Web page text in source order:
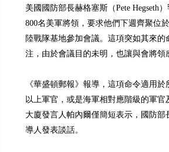
美國國防部長赫格塞斯（Pete Hegseth
800名美軍將領，要求他們下週齊聚位
陸戰隊基地參加會議。這項突如其來
注，由於會議目的未明，也讓與會將領
《華盛頓郵報》報導，這項命令適用
以上軍官，或是海軍相對應階級的軍
大廈發言人帕內爾僅簡短表示，國防
導人發表談話。